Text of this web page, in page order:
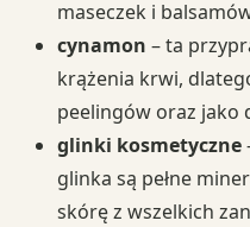
maseczek i
cynamon – ta
krążenia krwi,
peelingów oraz jako
glinki kosmetyczne
glinka są pełne
skórę z wszelkich